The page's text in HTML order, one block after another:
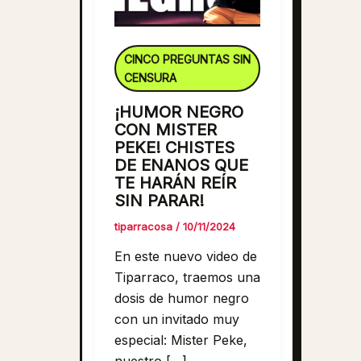
CINCO PREGUNTAS SIN
CENSURA
¡HUMOR NEGRO
CON MISTER
PEKE! CHISTES
DE ENANOS QUE
TE HARÁN REÍR
SIN PARAR!
tiparracosa / 10/11/2024
En este nuevo video de
Tiparraco, traemos una
dosis de humor negro
con un invitado muy
especial: Mister Peke,